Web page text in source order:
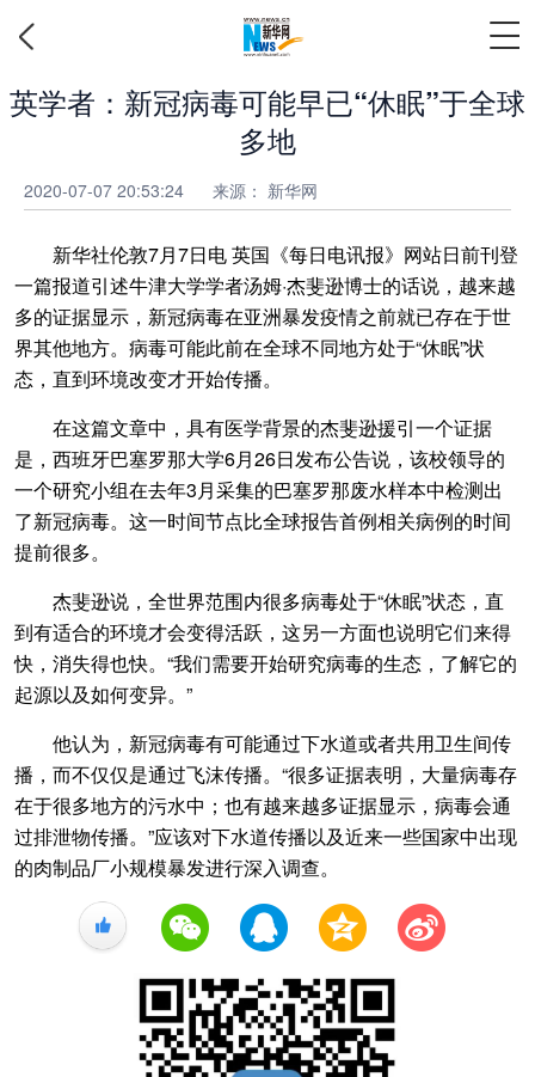
英学者：新冠病毒可能早已“休眠”于全球
多地
2020-07-07 20:53:24 来源： 新华网
新华社伦敦7月7日电 英国《每日电讯报》网站日前刊登
一篇报道引述牛津大学学者汤姆·杰斐逊博士的话说，越来越
多的证据显示，新冠病毒在亚洲暴发疫情之前就已存在于世
界其他地方。病毒可能此前在全球不同地方处于“休眠”状
态，直到环境改变才开始传播。
在这篇文章中，具有医学背景的杰斐逊援引一个证据
是，西班牙巴塞罗那大学6月26日发布公告说，该校领导的
一个研究小组在去年3月采集的巴塞罗那废水样本中检测出
了新冠病毒。这一时间节点比全球报告首例相关病例的时间
提前很多。
杰斐逊说，全世界范围内很多病毒处于“休眠”状态，直
到有适合的环境才会变得活跃，这另一方面也说明它们来得
快，消失得也快。“我们需要开始研究病毒的生态，了解它的
起源以及如何变异。”
他认为，新冠病毒有可能通过下水道或者共用卫生间传
播，而不仅仅是通过飞沫传播。“很多证据表明，大量病毒存
在于很多地方的污水中；也有越来越多证据显示，病毒会通
过排泄物传播。”应该对下水道传播以及近来一些国家中出现
的肉制品厂小规模暴发进行深入调查。
+1